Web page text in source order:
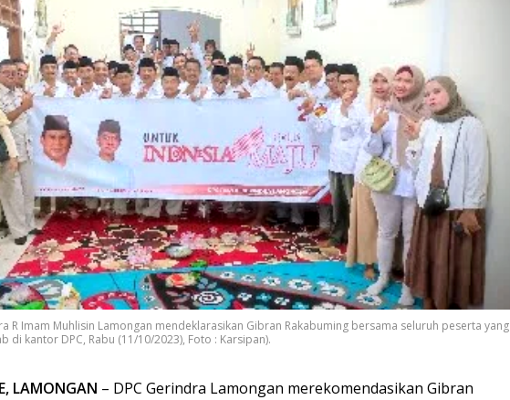
R Imam Muhlisin Lamongan mendeklarasikan Gibran Rakabuming bersama seluruh peserta yang
di kantor DPC, Rabu (11/10/2023), Foto : Karsipan).
LAMONGAN – DPC Gerindra Lamongan merekomendasikan Gibran